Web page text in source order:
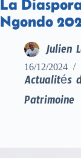
La
Ngondo
Julien
16/12/2024
Actualités
Patrimoine